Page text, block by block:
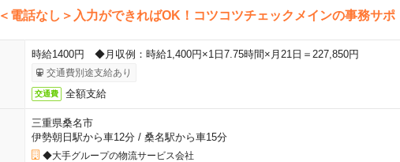
＜電話なし＞入力ができればOK！コツコツチェックメインの事務サポ
時給1400円 ◆月収例：時給1,400円×1日7.75時間×月21日＝227,850円
交通費別途支給あり
交通費 全額支給
三重県桑名市
伊勢朝日駅から車12分/ 桑名駅から車15分
◆大手グループの物流サービス会社